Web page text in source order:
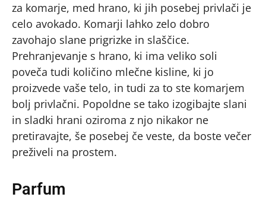
za komarje, med hrano, ki jih posebej privlači je
celo avokado. Komarji lahko zelo dobro
zavohajo slane prigrizke in slaščice.
Prehranjevanje s hrano, ki ima veliko soli
poveča tudi količino mlečne kisline, ki jo
proizvede vaše telo, in tudi za to ste komarjem
bolj privlačni. Popoldne se tako izogibajte slani
in sladki hrani oziroma z njo nikakor ne
pretiravajte, še posebej če veste, da boste večer
preživeli na prostem.
Parfum